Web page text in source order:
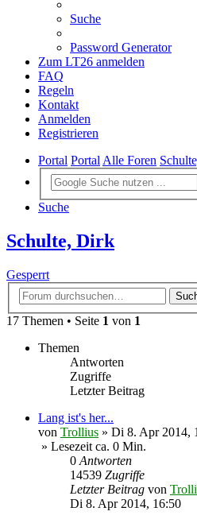
Suche
Password Generator
Zum LT26 anmelden
FAQ
Regeln
Kontakt
Anmelden
Registrieren
Portal PortalAlle Foren
Suche
Schulte, Dirk
Gesperrt
17 Themen • Seite 1 von 1
Themen
Antworten
Zugriffe
Letzter Beitrag
Lang ist's her...
von Trollius » Di 8. Apr 2014,
» Lesezeit ca. 0 Min.
0Antworten
14539 Zugriffe
Letzter Beitrag von
Di 8. Apr 2014, 16:50